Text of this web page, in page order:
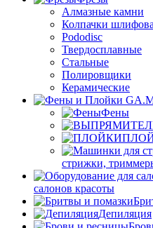
Алмазные камни
Колпачки
Pododisc
Твердосплавные
Стальные
Полировщики
Керамические
Фены
стрижки,
салонов красоты
Депиляция